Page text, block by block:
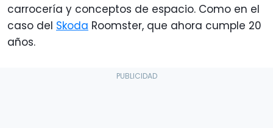
carrocería y conceptos de espacio. Como en el
caso del Skoda Roomster, que ahora cumple 20
años.